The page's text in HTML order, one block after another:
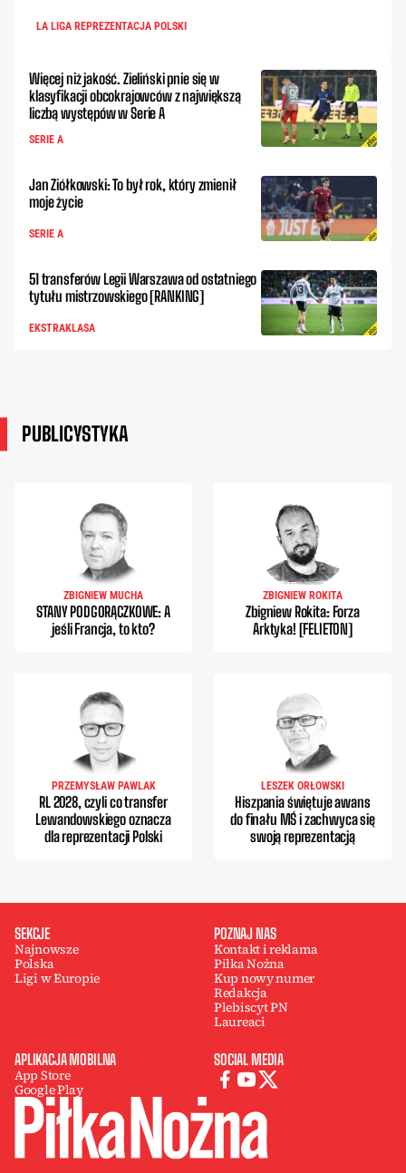
LA LIGA REPREZENTACJA POLSKI
Więcej niż jakość. Zieliński pnie się w
klasyfikacji obcokrajowców z największą
liczbą występów w Serie A
SERIE A
Jan Ziółkowski: To był rok, który zmienił
moje życie
SERIE A
51 transferów Legii Warszawa od ostatniego
tytułu mistrzowskiego [RANKING]
EKSTRAKLASA
PUBLICYSTYKA
ZBIGNIEW MUCHA
STANY PODGORĄCZKOWE: A
jeśli Francja, to kto?
ZBIGNIEW ROKITA
Zbigniew Rokita: Forza
Arktyka! [FELIETON]
PRZEMYSŁAW PAWLAK
RL 2028, czyli co transfer
Lewandowskiego oznacza
dla reprezentacji Polski
LESZEK ORŁOWSKI
Hiszpania świętuje awans
do finału MŚ i zachwyca się
swoją reprezentacją
SEKCJE
Najnowsze
Polska
Ligi w Europie
POZNAJ NAS
Kontakt i reklama
Piłka Nożna
Kup nowy numer
Redakcja
Plebiscyt PN
Laureaci
APLIKACJA MOBILNA
App Store
Google Play
SOCIAL MEDIA